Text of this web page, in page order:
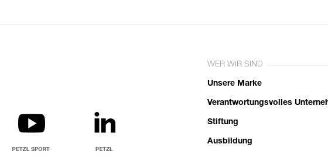
WER WIR SIND
Unsere Marke
Verantwortungsvolles
Stiftung
Ausbildung